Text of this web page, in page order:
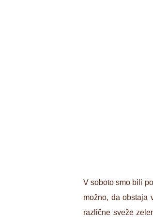
V soboto smo bili
možno, da obstaja
različne sveže